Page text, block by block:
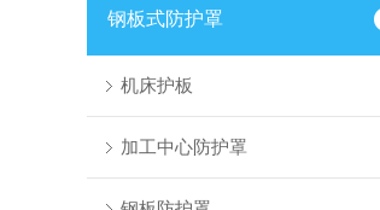
钢板式防护罩
机床护板
加工中心防护罩